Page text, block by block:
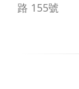
路 155號